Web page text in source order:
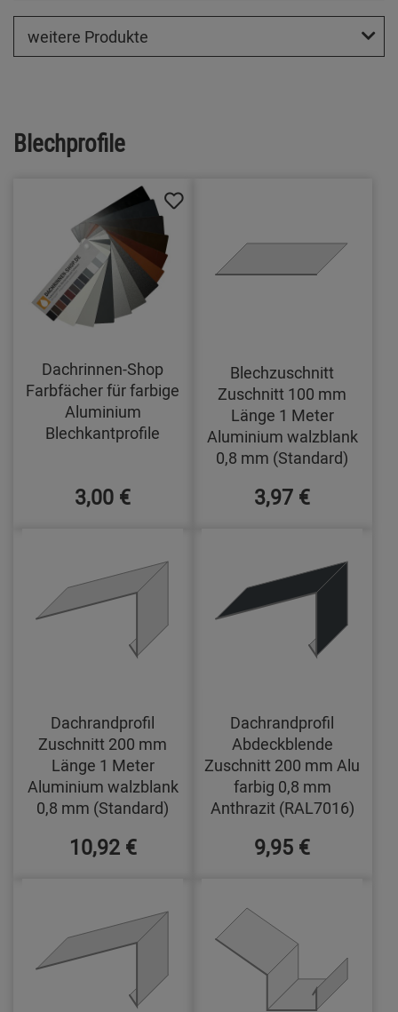
weitere Produkte
Blechprofile
Dachrinnen-Shop
Farbfächer für farbige
Aluminium
Blechkantprofile
3,00 €
Blechzuschnitt
Zuschnitt 100 mm
Länge 1 Meter
Aluminium walzblank
0,8 mm (Standard)
3,97 €
Dachrandprofil
Zuschnitt 200 mm
Länge 1 Meter
Aluminium walzblank
0,8 mm (Standard)
10,92 €
Dachrandprofil
Abdeckblende
Zuschnitt 200 mm Alu
farbig 0,8 mm
Anthrazit (RAL7016)
9,95 €